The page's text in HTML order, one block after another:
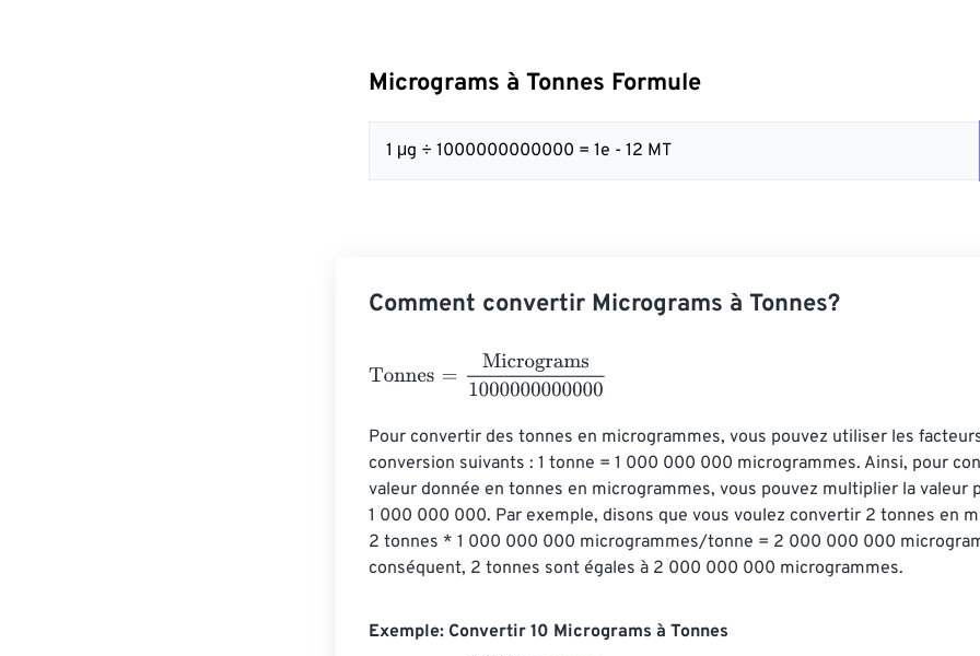
Micrograms à Tonnes Formule
1 μg ÷ 1000000000000 = 1e - 12 MT
Comment convertir Micrograms à Tonnes?
Tonnes Micrograms1000000000000
Pour convertir des tonnes en microgrammes, vous pouvez utiliser les
conversion suivants : 1 tonne = 1 000 000 000 microgrammes. Ainsi, pour
valeur donnée en tonnes en microgrammes, vous pouvez multiplier la valeur
1 000 000 000. Par exemple, disons que vous voulez convertir 2 tonnes en
2 tonnes * 1 000 000 000 microgrammes/tonne = 2 000 000 000
conséquent, 2 tonnes sont égales à 2 000 000 000 microgrammes.
Exemple: Convertir 10 Micrograms à Tonnes